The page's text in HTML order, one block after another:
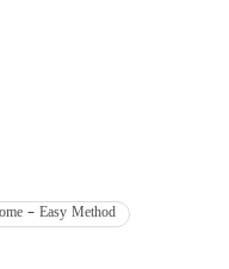
– Easy Method